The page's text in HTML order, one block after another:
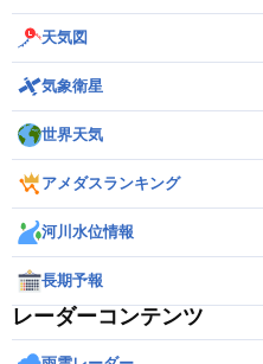
天気図
気象衛星
世界天気
アメダスランキング
河川水位情報
長期予報
レーダーコンテンツ